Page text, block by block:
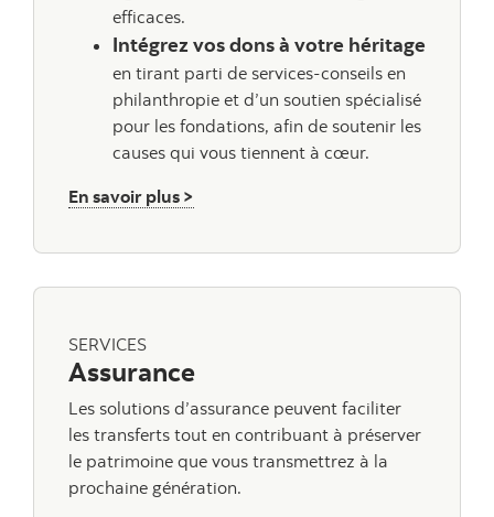
efficaces.
Intégrez vos dons à votre héritage
en tirant parti de services-conseils en
philanthropie et d’un soutien spécialisé
pour les fondations, afin de soutenir les
causes qui vous tiennent à cœur.
En savoir plus >
SERVICES
Assurance
Les solutions d’assurance peuvent faciliter
les transferts tout en contribuant à préserver
le patrimoine que vous transmettrez à la
prochaine génération.